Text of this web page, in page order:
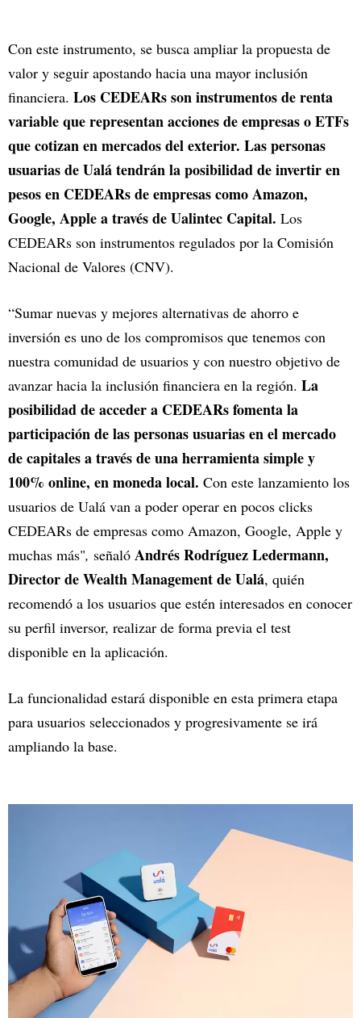
Con este instrumento, se busca ampliar la propuesta de
valor y seguir apostando hacia una mayor inclusión
financiera. Los CEDEARs son instrumentos de renta
variable que representan acciones de empresas o ETFs
que cotizan en mercados del exterior. Las personas
usuarias de Ualá tendrán la posibilidad de invertir en
pesos en CEDEARs de empresas como Amazon,
Google, Apple a través de Ualintec Capital. Los
CEDEARs son instrumentos regulados por la Comisión
Nacional de Valores (CNV).
“Sumar nuevas y mejores alternativas de ahorro e
inversión es uno de los compromisos que tenemos con
nuestra comunidad de usuarios y con nuestro objetivo de
avanzar hacia la inclusión financiera en la región. La
posibilidad de acceder a CEDEARs fomenta la
participación de las personas usuarias en el mercado
de capitales a través de una herramienta simple y
100% online, en moneda local. Con este lanzamiento los
usuarios de Ualá van a poder operar en pocos clicks
CEDEARs de empresas como Amazon, Google, Apple y
muchas más", señaló Andrés Rodríguez Ledermann,
Director de Wealth Management de Ualá, quién
recomendó a los usuarios que estén interesados en conocer
su perfil inversor, realizar de forma previa el test
disponible en la aplicación.
La funcionalidad estará disponible en esta primera etapa
para usuarios seleccionados y progresivamente se irá
ampliando la base.